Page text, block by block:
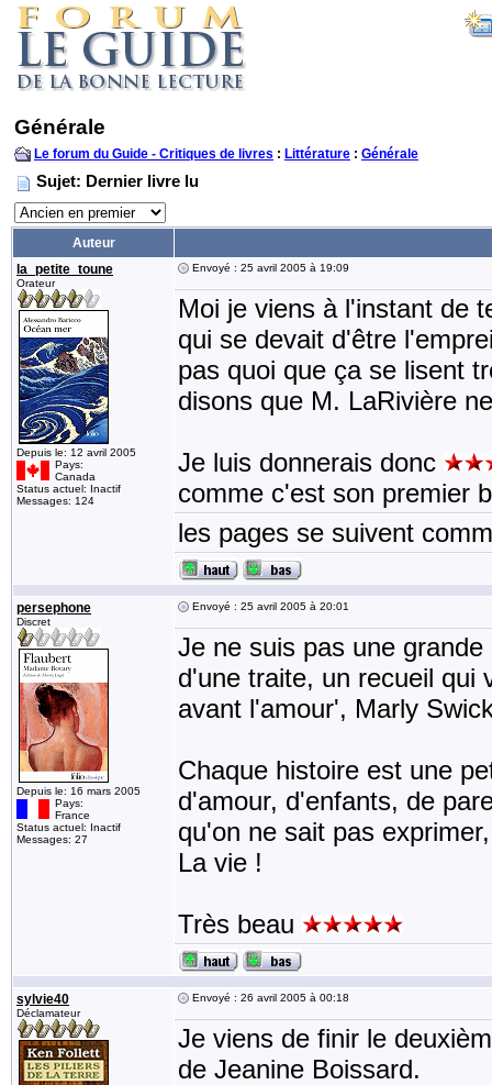
Générale
Le forum du Guide - Critiques de livres : Littérature : Générale
Sujet: Dernier livre lu
Auteur
la_petite_toune
Orateur
Depuis le: 12 avril 2005
Pays:
Canada
Status actuel: Inactif
Messages: 124
Envoyé : 25 avril 2005 à 19:09
Moi je viens à l'instant de
qui se devait d'être
pas quoi que ça se lisent
disons que M. LaRivière
Je luis donnerais donc
comme c'est son premier
les pages se suivent
persephone
Discret
Depuis le: 16 mars 2005
Pays:
France
Status actuel: Inactif
Messages: 27
Envoyé : 25 avril 2005 à 20:01
Je ne suis pas une
d'une traite, un recueil qui
avant l'amour', Marly
Chaque histoire est une
d'amour, d'enfants, de
qu'on ne sait pas
La vie !
Très beau
sylvie40
Déclamateur
Envoyé : 26 avril 2005 à 00:18
Je viens de finir le
de Jeanine Boissard.